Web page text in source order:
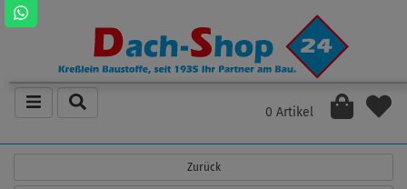
0 Artikel
Zurück